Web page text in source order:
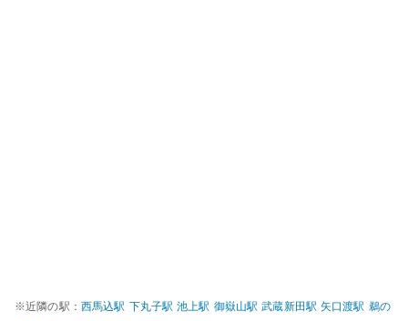
※近隣の駅： 西馬込駅 下丸子駅 池上駅 御嶽山駅 武蔵新田駅 矢口渡駅 鵜の